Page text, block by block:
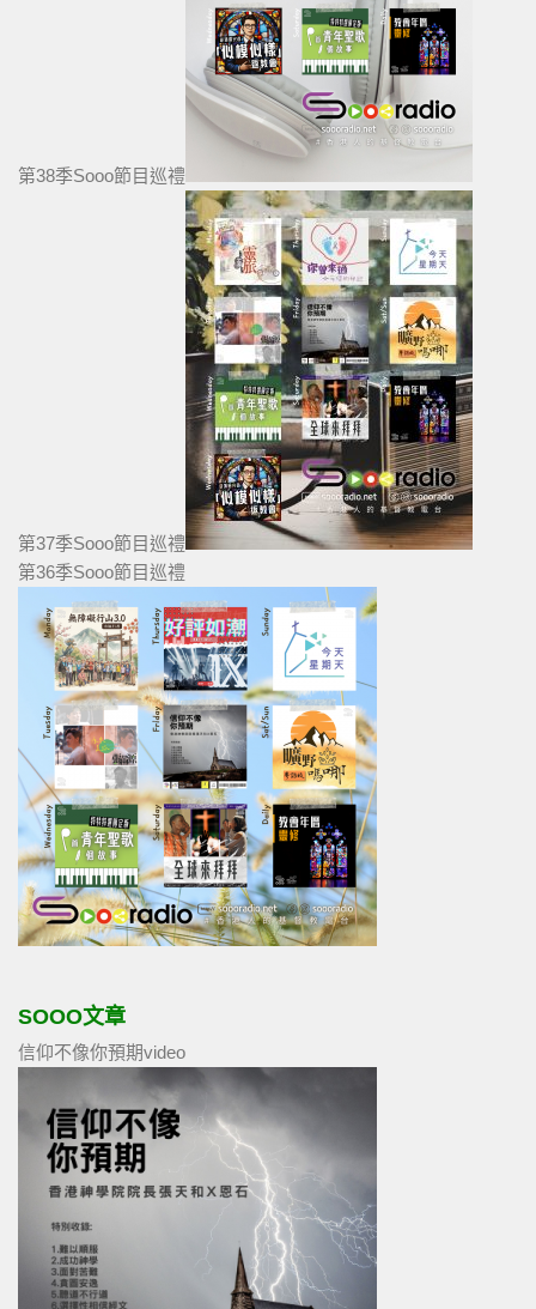
第38季Sooo節目巡禮
第37季Sooo節目巡禮
第36季Sooo節目巡禮
SOOO文章
信仰不像你預期video